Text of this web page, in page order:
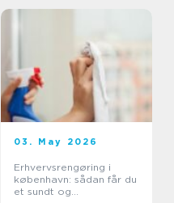
03. May 2026
Erhvervsrengøring i
københavn: sådan får du
et sundt og